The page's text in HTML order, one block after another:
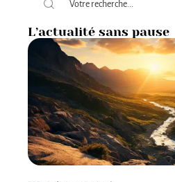
L’actualité sans pause